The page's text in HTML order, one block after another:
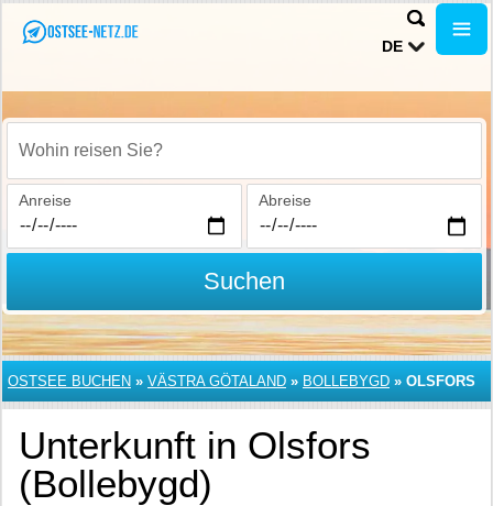
DE
Wohin reisen Sie?
Anreise Abreise
Suchen
OSTSEE BUCHEN » VÄSTRA GÖTALAND » BOLLEBYGD » OLSFORS
Unterkunft in Olsfors
(Bollebygd)